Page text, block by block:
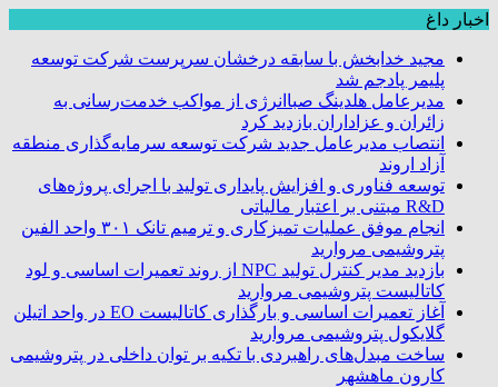
اخبار داغ
مجید خدابخش با سابقه درخشان سرپرست شرکت توسعه
پلیمر پادجم شد
مدیرعامل هلدینگ صباانرژی از مواکب خدمت‌رسانی به
زائران و عزاداران بازدید کرد
انتصاب مدیرعامل جدید شرکت توسعه سرمایه‌گذاری منطقه
آزاد اروند
توسعه فناوری و افزایش پایداری تولید با اجرای پروژه‌های
R&D مبتنی بر اعتبار مالیاتی
انجام موفق عملیات تمیزکاری و ترمیم تانک ۳۰۱ واحد الفین
پتروشیمی مروارید
بازدید مدیر کنترل تولید NPC از روند تعمیرات اساسی و لود
کاتالیست پتروشیمی مروارید
آغاز تعمیرات اساسی و بارگذاری کاتالیست EO در واحد اتیلن
گلایکول پتروشیمی مروارید
ساخت مبدل‌های راهبردی با تکیه بر توان داخلی در پتروشیمی
کارون ماهشهر